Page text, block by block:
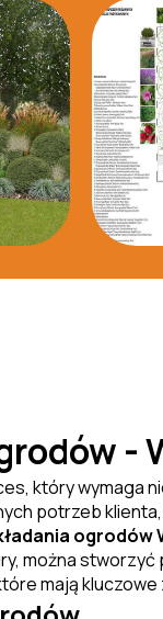
-
który wymaga
potrzeb
ogrodów
można
mają kluczowe